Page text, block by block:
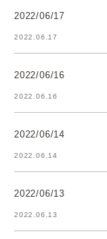
2022/06/17
2022.06.17
2022/06/16
2022.06.16
2022/06/14
2022.06.14
2022/06/13
2022.06.13